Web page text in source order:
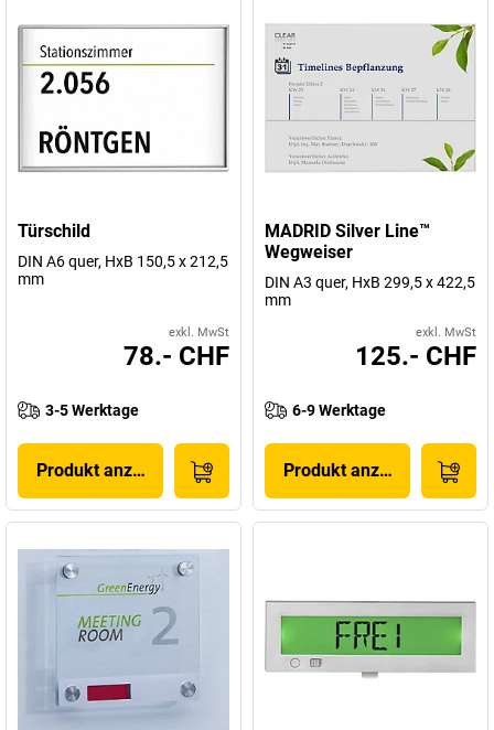
Türschild
DIN A6 quer, HxB 150,5 x 212,5
mm
exkl. MwSt
78.- CHF
3-5 Werktage
Produkt anzeigen
MADRID Silver Line™
Wegweiser
DIN A3 quer, HxB 299,5 x 422,5
mm
exkl. MwSt
125.- CHF
6-9 Werktage
Produkt anzeigen